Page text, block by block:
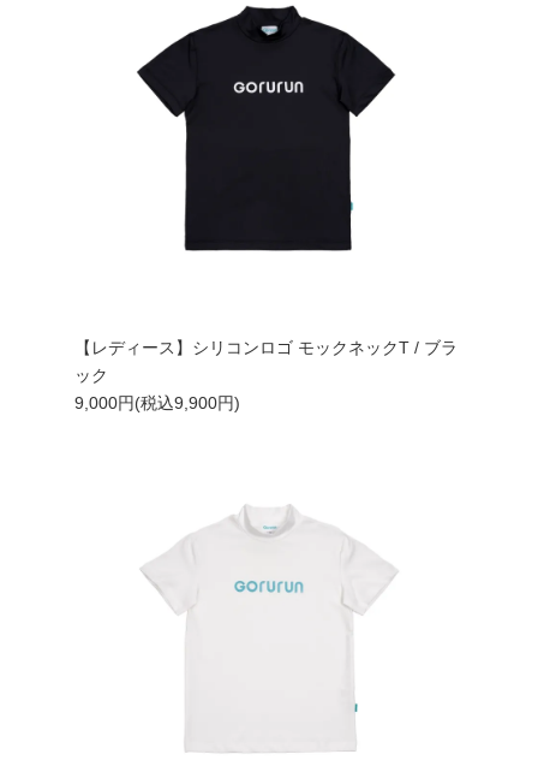
【レディース】シリコンロゴ モックネックT / ブラ
ック
9,000円(税込9,900円)